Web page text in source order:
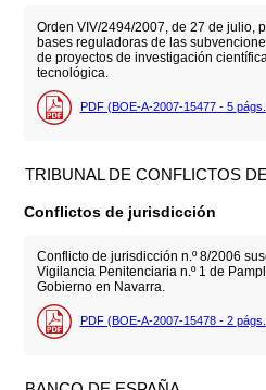
Orden VIV/2494/2007, de 27 de julio,
bases reguladoras de las
de proyectos de investigación
tecnológica.
PDF (BOE-A-2007-15477 - 5 págs.
TRIBUNAL DE CONFLICTOS
Conflictos de jurisdicción
Conflicto de jurisdicción n.º 8/2006
Vigilancia Penitenciaria n.º 1 de
Gobierno en Navarra.
PDF (BOE-A-2007-15478 - 2 págs.